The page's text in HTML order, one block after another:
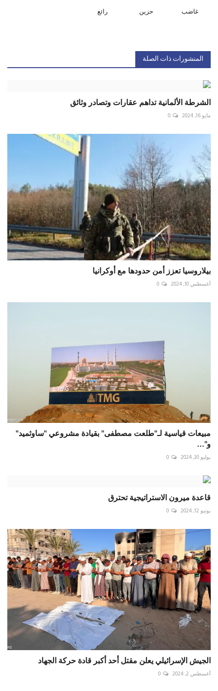
غاضب حزين رائع
المنشورات ذات الصلة
الشرطة الألمانية تداهم عقارات وتصادر وثائق
مايو 16, 2024 0
بيلاروسيا تعزز أمن حدودها مع أوكرانيا
أغسطس 10, 2024 0
مبيعات قياسية لـ"طلعت مصطفى" بقيادة مشروعي "ساوثميد"
و"...
يوليو 30, 2024 0
قاعدة ميرون الاستراتيجية تحترق
يونيو 12, 2024 0
الجيش الإسرائيلي يعلن مقتل أحد أكبر قادة حركة الجهاد
أغسطس 2, 2024 0